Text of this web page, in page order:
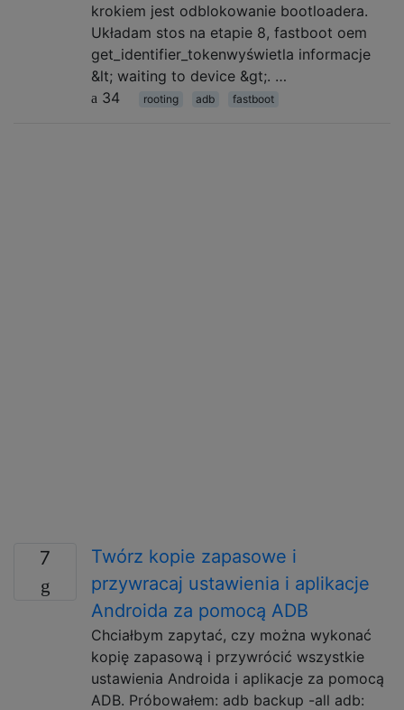
krokiem jest odblokowanie bootloadera.
Układam stos na etapie 8, fastboot oem
get_identifier_tokenwyświetla informacje
&lt; waiting to device &gt;. …
34
rooting adb fastboot
7
Twórz kopie zapasowe i
przywracaj ustawienia i aplikacje
Androida za pomocą ADB
Chciałbym zapytać, czy można wykonać
kopię zapasową i przywrócić wszystkie
ustawienia Androida i aplikacje za pomocą
ADB. Próbowałem: adb backup -all adb: